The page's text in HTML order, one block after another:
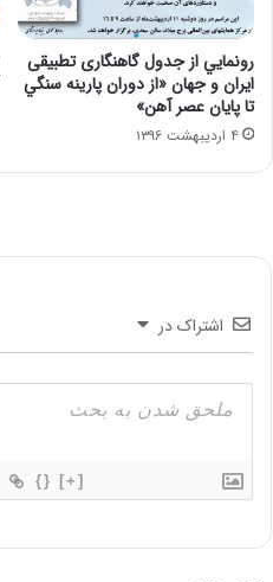
رونمايي از جدول گاهنگاری تطبيقی
ايران و جهان «از دوران پارينه سنگي
تا پايان عصر آهن»
۴ اردیبهشت ۱۳۹۶
اشتراک در
{} [+]